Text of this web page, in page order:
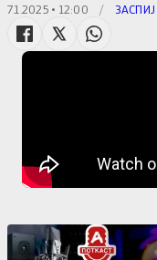
7.1.2025 • 12:00 /